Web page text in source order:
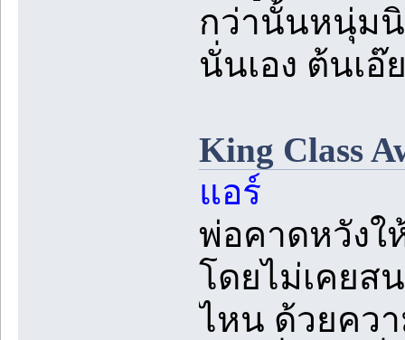
กว่านั้นหนุ่มนิ
นั่นเอง ต้นเ
King Class
แอร์
พ่อคาดหวังใ
โดยไม่เคยส
ไหน ด้วยคว